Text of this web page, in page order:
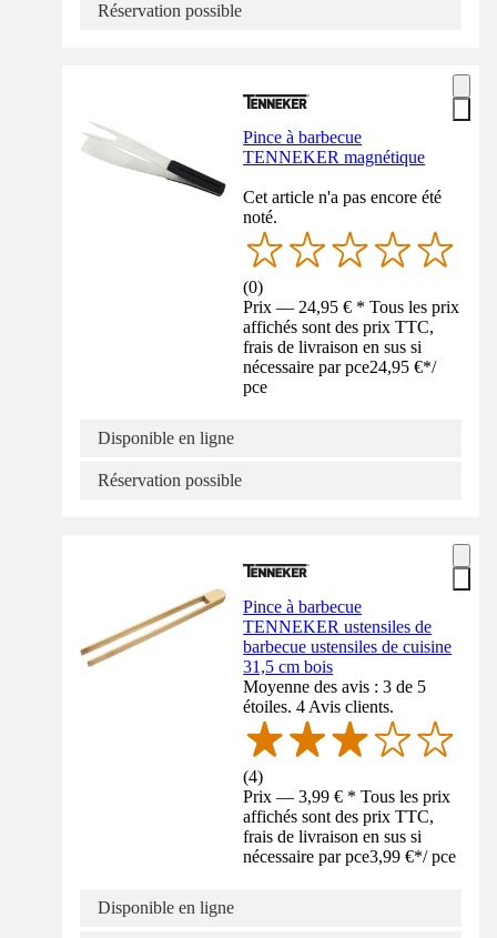
Réservation possible
Pince à barbecue
TENNEKER magnétique
Cet article n'a pas encore été
noté.
(0)
Prix — 24,95 € * Tous les prix
affichés sont des prix TTC,
frais de livraison en sus si
nécessaire par pce24,95 €*/
pce
Disponible en ligne
Réservation possible
Pince à barbecue
TENNEKER ustensiles de
barbecue ustensiles de cuisine
31,5 cm bois
Moyenne des avis : 3 de 5
étoiles. 4 Avis clients.
(4)
Prix — 3,99 € * Tous les prix
affichés sont des prix TTC,
frais de livraison en sus si
nécessaire par pce3,99 €*/ pce
Disponible en ligne